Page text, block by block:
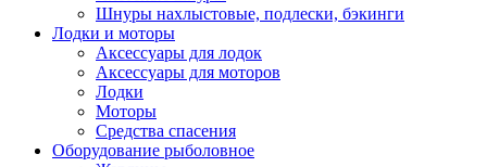
Шнуры нахлыстовые, подлески, бэкинги
Лодки и моторы
Аксессуары для лодок
Аксессуары для моторов
Лодки
Моторы
Средства спасения
Оборудование рыболовное